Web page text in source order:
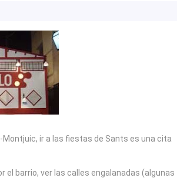
ir a las fiestas de Sants es una cita
el barrio, ver las calles engalanadas (algunas